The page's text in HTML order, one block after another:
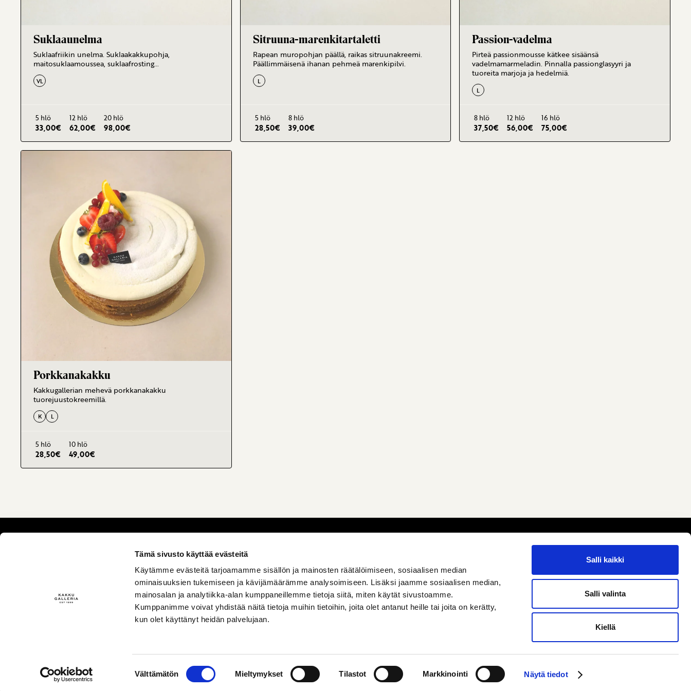
Tämä sivusto käyttää evästeitä
Käytämme evästeitä tarjoamamme sisällön ja mainosten räätälöimiseen, sosiaalisen median
ominaisuuksien tukemiseen ja kävijämäärämme analysoimiseen. Lisäksi jaamme sosiaalisen median,
mainosalan ja analytiikka-alan kumppaneillemme tietoja siitä, miten käytät sivustoamme.
Kumppanimme voivat yhdistää näitä tietoja muihin tietoihin, joita olet antanut heille tai joita on kerätty,
kun olet käyttänyt heidän palvelujaan.
Välttämätön Mieltymykset Tilastot Markkinointi Näytä tiedot
Salli kaikki
Salli valinta
Kiellä
Suklaaunelma
Suklaafriikin unelma. Suklaakakkupohja,
maitosuklaamoussea, suklaafrosting…
VL
5 hlö
33,00€
12 hlö
62,00€
20 hlö
98,00€
Sitruuna-marenkitartaletti
Rapean muropohjan päällä, raikas sitruunakreemi.
Päällimmäisenä ihanan pehmeä marenkipilvi.
L
5 hlö
28,50€
8 hlö
39,00€
Passion-vadelma
Pirteä passionmousse kätkee sisäänsä
vadelmamarmeladin. Pinnalla passionglasyyri ja
tuoreita marjoja ja hedelmiä.
L
8 hlö
37,50€
12 hlö
56,00€
16 hlö
75,00€
Porkkanakakku
Kakkugallerian mehevä porkkanakakku
tuorejuustokreemillä.
K L
5 hlö
28,50€
10 hlö
49,00€
Tilaus- ja sopimusehdot
Tietosuojaseloste